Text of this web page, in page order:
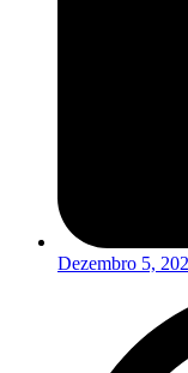
Dezembro 5,